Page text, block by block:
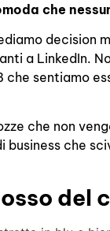
che
decision
a LinkedIn.
che sentiamo
che non
business che
del